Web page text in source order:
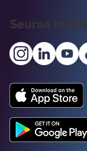
Seuraa meitä